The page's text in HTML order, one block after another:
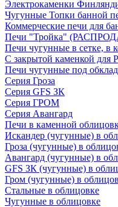
Электрокаменки
Чугунные Топки банной
Коммерческие печи для
Печи "Тройка"
Печи чугунные в сетке, в
С закрытой каменкой для
Печи чугунные под
Серия Гроза
Серия GFS ЗК
Серия ГРОМ
Серия Авангард
Печи в каменной
Искандер (чугунные) в
Гроза (чугунные) в
Авангард (чугунные) в
GFS ЗК (чугунные) в
Гром (чугунные) в
Стальные в облицовке
Чугунные в облицовке